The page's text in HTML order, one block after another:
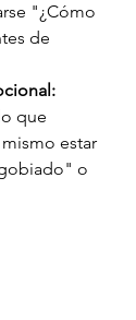
"¿Cómo
de
que
estar
o